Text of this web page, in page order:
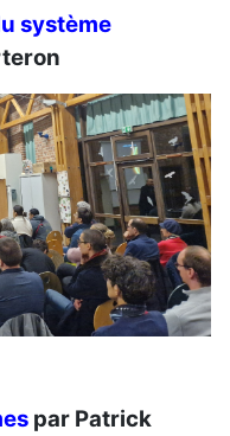
système
par Patrick